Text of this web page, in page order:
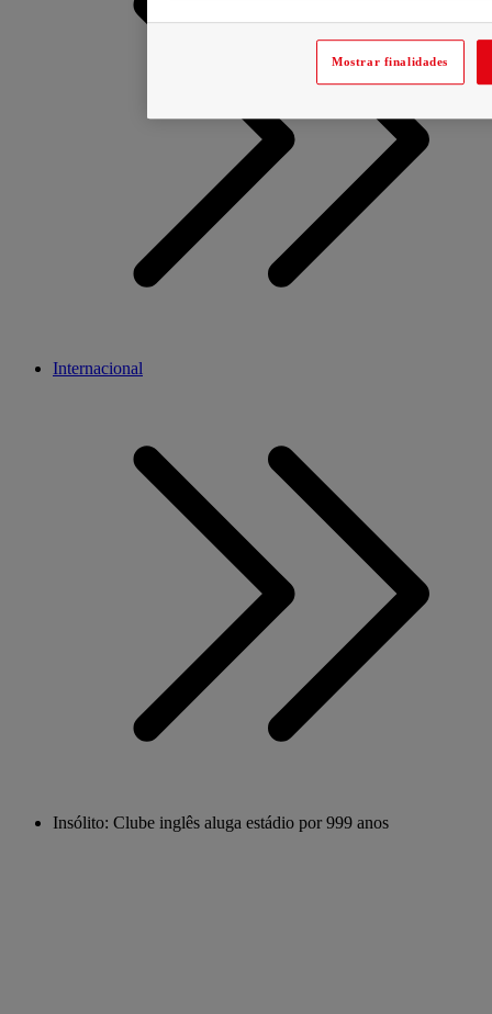
Internacional
Insólito: Clube inglês aluga estádio por 999 anos
Mostrar finalidades